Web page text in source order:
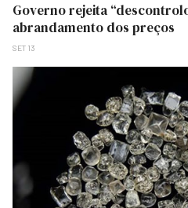
Governo rejeita
abrandamento dos preços
SET 13